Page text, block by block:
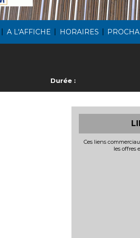
| A L'AFFICHE | HORAIRES |
Durée :
Ces liens
les offres